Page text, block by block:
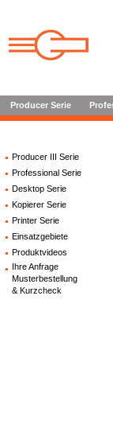
Producer Serie
Producer III Serie
Professional Serie
Desktop Serie
Kopierer Serie
Printer Serie
Einsatzgebiete
Produktvideos
Ihre Anfrage
Musterbestellung
& Kurzcheck